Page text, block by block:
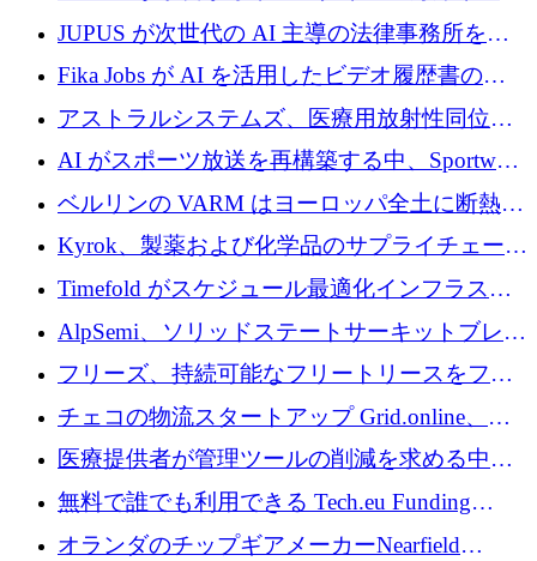
めに43万ポンドを確保
リジェンスを拡張するために 1,100 万ドルを
JUPUS が次世代の AI 主導の法律事務所を強
化するために 1,300 万ユーロを調達
Fika Jobs が AI を活用したビデオ履歴書のた
めに 400 万ドルを調達
アストラルシステムズ、医療用放射性同位元
素の世界的な不足に対処するために2,300万ポ
ンドを調達
AI がスポーツ放送を再構築する中、Sportway
が 2,000 万ユーロを調達
ベルリンの VARM はヨーロッパ全土に断熱材
を拡張するために 1,750 万ユーロを投資
Kyrok、製薬および化学品のサプライチェーン
に AI を導入するために 310 万ユーロを確保
Timefold がスケジュール最適化インフラスト
ラクチャを拡張するためにシリーズ A で
1,300 万ドルを調達
AlpSemi、ソリッドステートサーキットブレー
カー技術の進歩のために1,700万ユーロを調達
フリーズ、持続可能なフリートリースをフラ
ンス全土に拡大するために1,300万ユーロを確
保
チェコの物流スタートアップ Grid.online、配
送量が 1 年で 10 倍に増加し、400 万ユーロの
医療提供者が管理ツールの削減を求める中、
a16z が Prosper AI を 3,000 万ドルで支援
無料で誰でも利用できる Tech.eu Funding
Explorer のご紹介
オランダのチップギアメーカーNearfield